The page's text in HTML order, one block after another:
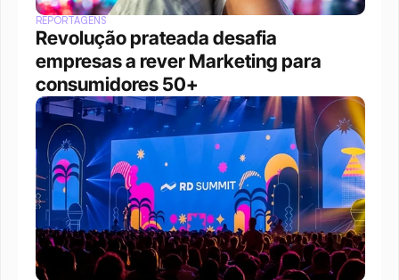
REPORTAGENS
Revolução prateada desafia
empresas a rever Marketing para
consumidores 50+